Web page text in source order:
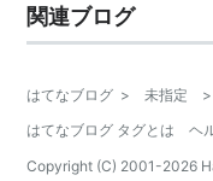
カロリーの収支 カロ
験） …
関連ブログ
はてなブログ > 未指定 >
はてなブログ タグとは
ヘ
Copyright (C) 2001-2026